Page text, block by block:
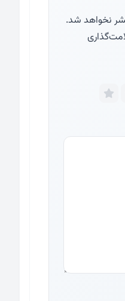
نخواهد شد.